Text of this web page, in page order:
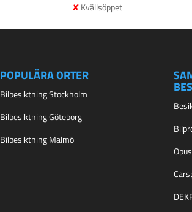
Kvällsöppet
POPULÄRA ORTER
Bilbesiktning Stockholm
Bilbesiktning Göteborg
Bilbesiktning Malmö